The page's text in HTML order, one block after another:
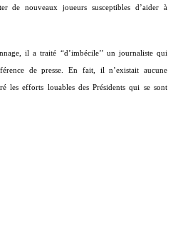
de nouveaux joueurs susceptibles d’aider à
il a traité “d’imbécile’’ un journaliste qui
de presse. En fait, il n’existait aucune
les efforts louables des Présidents qui se sont